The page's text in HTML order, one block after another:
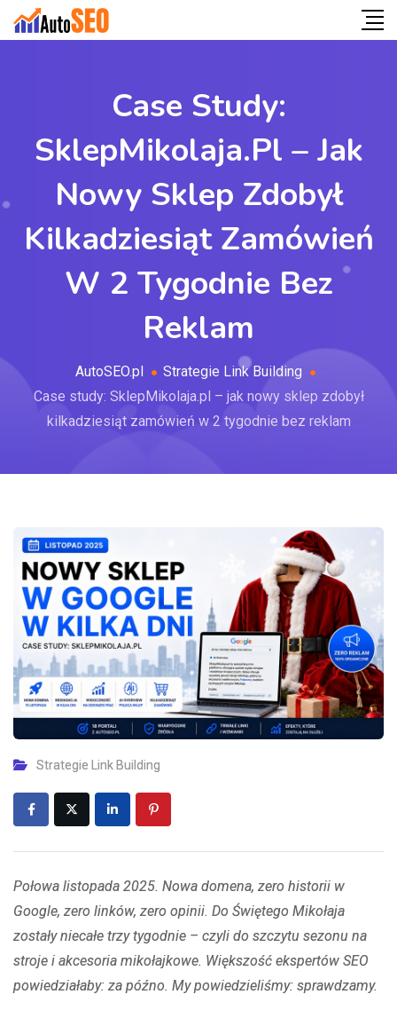
Case Study:
SklepMikolaja.pl – Jak
Nowy Sklep Zdobył
Kilkadziesiąt Zamówień
W 2 Tygodnie Bez
Reklam
AutoSEO.pl
Strategie Link Building
Case study: SklepMikolaja.pl – jak nowy sklep zdobył
kilkadziesiąt zamówień w 2 tygodnie bez reklam
Strategie Link Building
Połowa listopada 2025. Nowa domena, zero historii w
Google, zero linków, zero opinii. Do Świętego Mikołaja
zostały niecałe trzy tygodnie – czyli do szczytu sezonu na
stroje i akcesoria mikołajkowe. Większość ekspertów SEO
powiedziałaby: za późno. My powiedzieliśmy: sprawdzamy.